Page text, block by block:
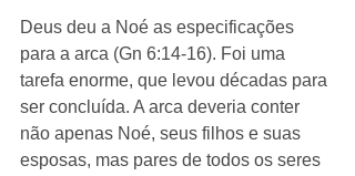
Deus deu a Noé as especificações
para a arca (Gn 6:14-16). Foi uma
tarefa enorme, que levou décadas para
ser concluída. A arca deveria conter
não apenas Noé, seus filhos e suas
esposas, mas pares de todos os seres